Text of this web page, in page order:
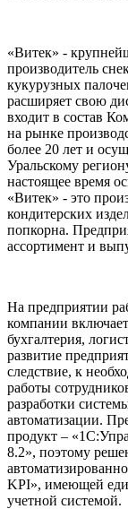
«Витек» -
производитель
кукурузных
расширяет свою
входит в состав
на рынке
более 20 лет и
Уральскому
настоящее время
«Витек» - это
кондитерских
попкорна.
ассортимент и
На предприятии
компании
бухгалтерия,
развитие
следствие, к
работы
разработки
автоматизации.
продукт –
8.2», поэтому
KPI», имеющей
учетной системой.